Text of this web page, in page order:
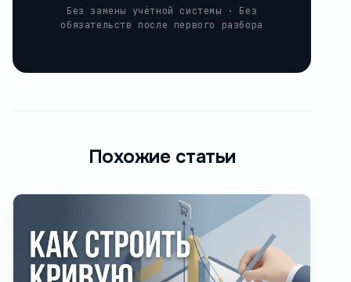
Без замены учётной системы · Без
обязательств после первого разбора
Похожие статьи